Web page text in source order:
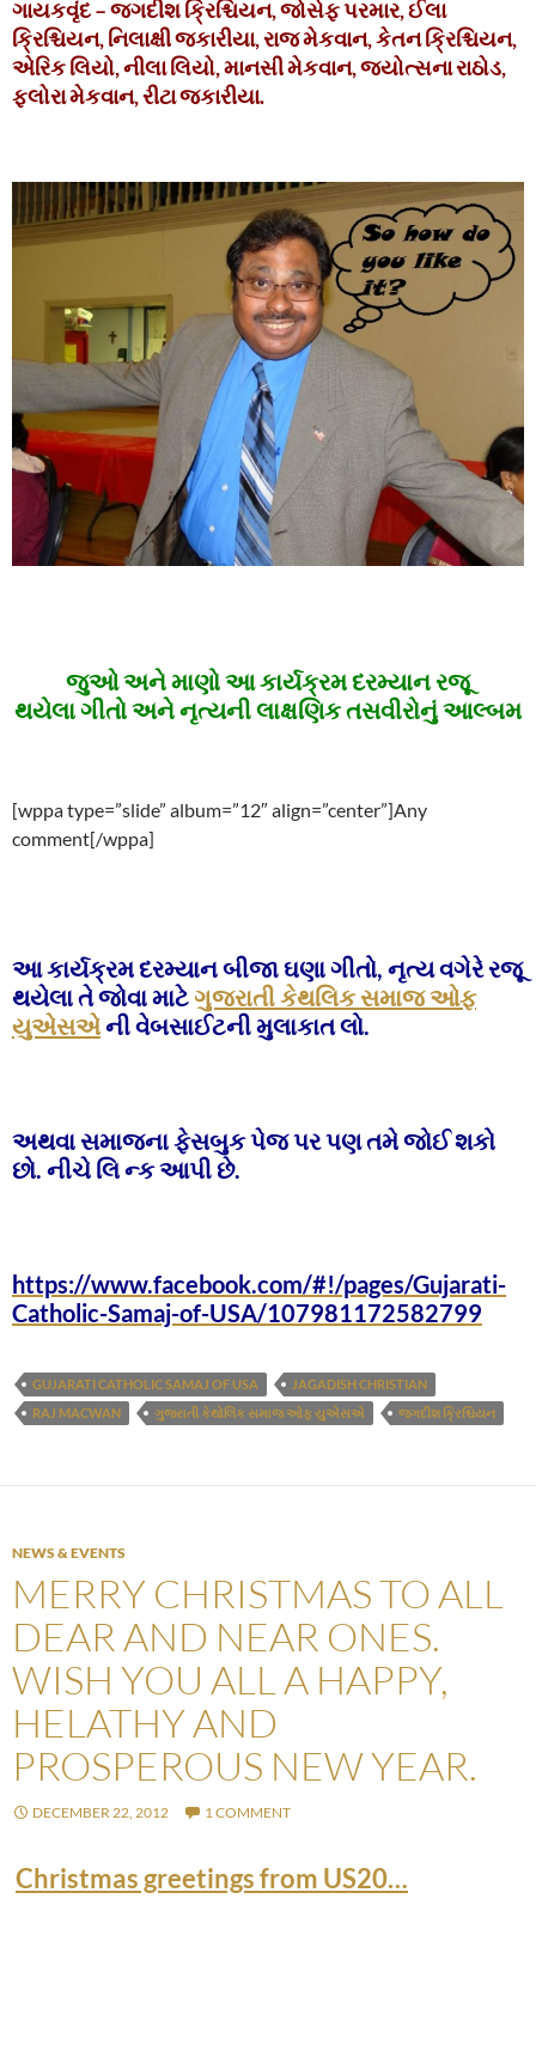
ગાયકવૃંદ – જગદીશ ક્રિશ્ચિયન, જોસેફ પરમાર, ઈલા
ક્રિશ્ચિયન, નિલાક્ષી જકારીયા, રાજ મેકવાન, કેતન ક્રિશ્ચિયન,
એરિક લિયો, નીલા લિયો, માનસી મેકવાન, જ્યોત્સના રાઠોડ,
ફ્લોરા મેકવાન, રીટા જકારીયા.
જુઓ અને માણો આ કાર્યક્રમ દરમ્યાન રજૂ
થયેલા ગીતો અને નૃત્યની લાક્ષણિક તસવીરોનું આલ્બમ
[wppa type=”slide” album=”12″ align=”center”]Any
comment[/wppa]
આ કાર્યક્રમ દરમ્યાન બીજા ઘણા ગીતો, નૃત્ય વગેરે રજૂ
થયેલા તે જોવા માટેગુજરાતી કેથલિક સમાજ ઓફ
યુએસએની વેબસાઈટની મુલાકાત લો.
અથવા સમાજના ફેસબુક પેજ પર પણ તમે જોઈ શકો
છો. નીચે લિ ન્ક આપી છે.
https://www.facebook.com/#!/pages/Gujarati-
Catholic-Samaj-of-USA/107981172582799
GUJARATI CATHOLIC SAMAJ OF USA
JAGADISH CHRISTIAN
RAJ MACWAN
ગુજરાતી કેથોલિક સમાજ ઓફ યુએસએ જગદીશ ક્રિશ્ચિયન
NEWS & EVENTS
MERRY CHRISTMAS TO ALL
DEAR AND NEAR ONES.
WISH YOU ALL A HAPPY,
HELATHY AND
PROSPEROUS NEW YEAR.
DECEMBER 22, 2012 1 COMMENT
Christmas greetings from US20…